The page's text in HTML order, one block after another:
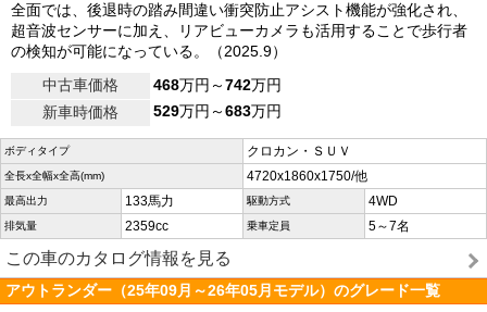
全面では、後退時の踏み間違い衝突防止アシスト機能が強化され、
超音波センサーに加え、リアビューカメラも活用することで歩行者
の検知が可能になっている。（2025.9）
中古車価格
468万円～742万円
新車時価格
529万円～683万円
ボディタイプ クロカン・ＳＵＶ
全長x全幅x全高(mm) 4720x1860x1750/他
最高出力 133馬力 駆動方式 4WD
排気量 2359cc 乗車定員 5～7名
この車のカタログ情報を見る
アウトランダー（25年09月～26年05月モデル）のグレード一覧